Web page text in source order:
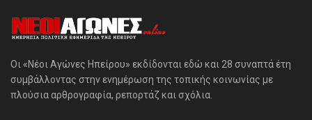
Οι «Νέοι Αγώνες Ηπείρου» εκδίδονται εδώ και 28 συναπτά έτη
συμβάλλοντας στην ενημέρωση της τοπικής κοινωνίας με
πλούσια αρθρογραφία, ρεπορτάζ και σχόλια.